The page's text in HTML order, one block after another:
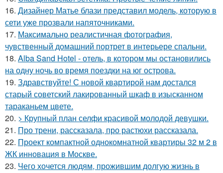
16. Дизайнер Матье блази представил модель, которую в
сети уже прозвали напяточниками.
17. Максимально реалистичная фотография,
чувственный домашний портрет в интерьере спальни.
18. Alba Sand Hotel - отель, в котором мы остановились
на одну ночь во время поездки на юг острова.
19. Здравствуйте! С новой квартирой нам достался
старый советский лакированный шкаф в изысканном
тараканьем цвете.
20. > Крупный план селфи красивой молодой девушки.
21. Про трени, рассказала, про растюхи рассказала.
22. Проект компактной однокомнатной квартиры 32 м 2 в
ЖК инновация в Москве.
23. Чего хочется людям, прожившим долгую жизнь в